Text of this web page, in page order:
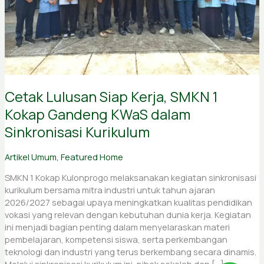
Cetak Lulusan Siap Kerja, SMKN 1
Kokap Gandeng KWaS dalam
Sinkronisasi Kurikulum
Artikel Umum Featured Home
SMKN 1 Kokap Kulonprogo melaksanakan kegiatan sinkronisasi
kurikulum bersama mitra industri untuk tahun ajaran
2026/2027 sebagai upaya meningkatkan kualitas pendidikan
vokasi yang relevan dengan kebutuhan dunia kerja. Kegiatan
ini menjadi bagian penting dalam menyelaraskan materi
pembelajaran, kompetensi siswa, serta perkembangan
teknologi dan industri yang terus berkembang secara dinamis.
Sinkronisasi
Kurikulum